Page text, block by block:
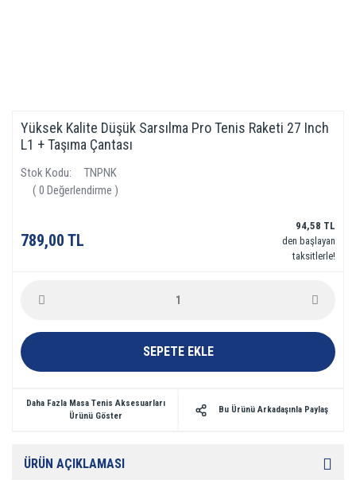
Yüksek Kalite Düşük Sarsılma Pro Tenis Raketi 27 Inch
L1 + Taşıma Çantası
Stok Kodu
TNPNK
( 0 Değerlendirme )
789,00 TL
94,58 TL
den başlayan
taksitlerle!
SEPETE EKLE
Daha Fazla Masa Tenis Aksesuarları
Ürünü Göster
Bu Ürünü Arkadaşınla Paylaş
ÜRÜN AÇIKLAMASI